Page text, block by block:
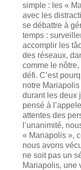
simple : les «
avec les
se débattre à
temps :
accomplir les
des réseaux,
comme le
défi. C’est
notre
durant les deux
pensé à
attentes des
l’unanimité,
« Mariapolis »,
nous avons
ne soit pas un
Mariapolis, une